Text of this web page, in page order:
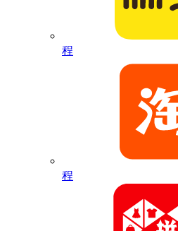
程
程